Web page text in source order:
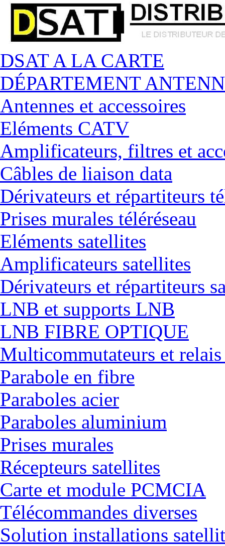
DSAT A LA CARTE
DÉPARTEMENT
Antennes et accessoires
Eléments CATV
Amplificateurs, filtres et
Câbles de liaison data
Dérivateurs et répartiteurs
Prises murales téléréseau
Eléments satellites
Amplificateurs satellites
Dérivateurs et répartiteurs
LNB et supports LNB
LNB FIBRE OPTIQUE
Multicommutateurs et
Parabole en fibre
Paraboles acier
Paraboles aluminium
Prises murales
Récepteurs satellites
Carte et module PCMCIA
Télécommandes diverses
Solution installations